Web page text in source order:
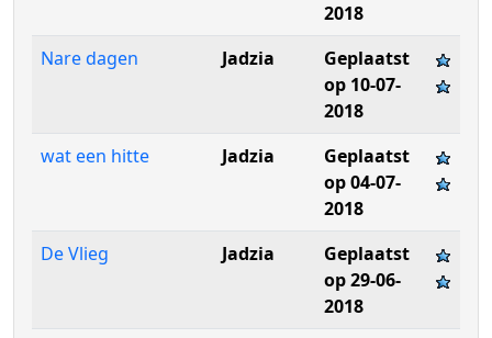
2018
Nare dagen
Jadzia
Geplaatst
op 10-07-
2018
wat een hitte
Jadzia
Geplaatst
op 04-07-
2018
De Vlieg
Jadzia
Geplaatst
op 29-06-
2018